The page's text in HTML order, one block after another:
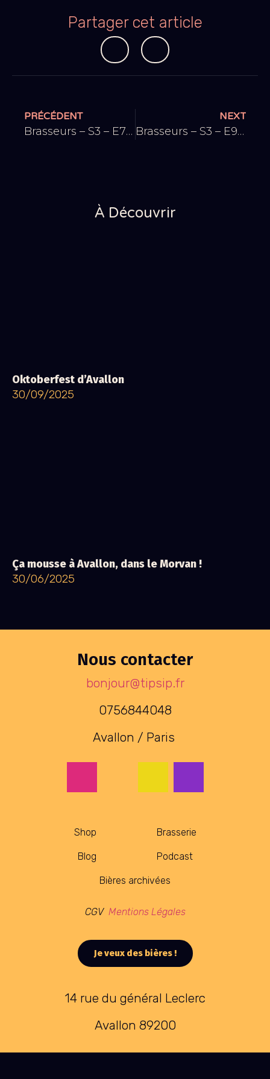
Partager cet article
PRÉCÉDENT
Brasseurs – S3 – E7 Retour sur le crowdfunding
NEXT
Brasseurs – S3 – E9 C’est la m**** ! On rappelle des produits
À Découvrir
Oktoberfest d’Avallon
30/09/2025
Ça mousse à Avallon, dans le Morvan !
30/06/2025
Nous contacter
bonjour@tipsip.fr
0756844048
Avallon / Paris
Shop Brasserie
Blog Podcast
Bières archivées
CGV Mentions Légales
Je veux des bières !
14 rue du général Leclerc
Avallon 89200